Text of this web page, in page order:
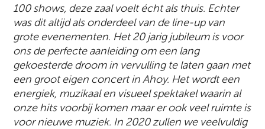
100 shows, deze zaal voelt écht als thuis. Echter
was dit altijd als onderdeel van de line-up van
grote evenementen. Het 20 jarig jubileum is voor
ons de perfecte aanleiding om een lang
gekoesterde droom in vervulling te laten gaan met
een groot eigen concert in Ahoy. Het wordt een
energiek, muzikaal en visueel spektakel waarin al
onze hits voorbij komen maar er ook veel ruimte is
voor nieuwe muziek. In 2020 zullen we veelvuldig